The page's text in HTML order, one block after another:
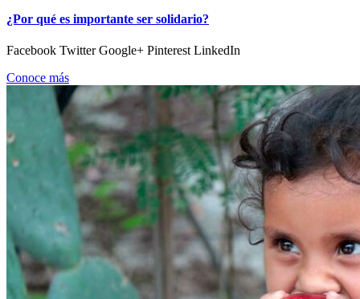
¿Por qué es importante ser solidario?
Facebook Twitter Google+ Pinterest LinkedIn
Conoce más